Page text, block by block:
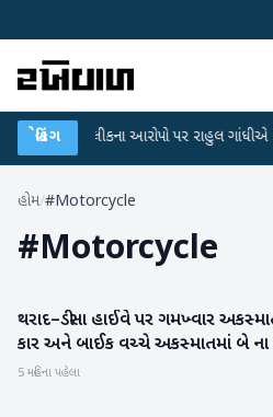
બ્રેકિંગ
પરીક્ષા લીકના આરોપો પર રાહુલ ગાંધીએ કેન્દ્ર
હોમ/#Motorcycle
#Motorcycle
બનાસકાંઠા
થરાદ–ડીસા હાઈવે પર ગમખ્વાર
કાર અને બાઈક વચ્ચે અકસ્માતમાં બે ના
5 મહિના પહેલા